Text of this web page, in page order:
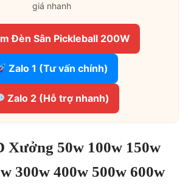
giá nhanh
Đèn Sân Pickleball 200W
Zalo 1 (Tư vấn chính)
Zalo 2 (Hỗ trợ nhanh)
Xưởng 50w 100w 150w
300w 400w 500w 600w